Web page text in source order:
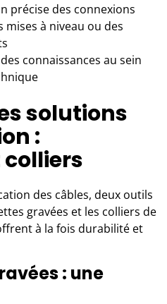
précise des connexions
mises à niveau ou des
connaissances au sein
solutions
:
des câbles, deux outils
gravées et les colliers de
à la fois durabilité et
: une